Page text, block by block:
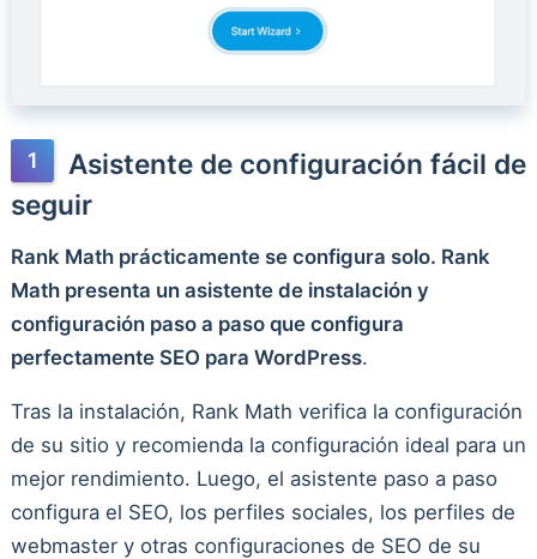
Asistente de configuración fácil de
seguir
Rank Math prácticamente se configura solo. Rank
Math presenta un asistente de instalación y
configuración paso a paso que configura
perfectamente SEO para WordPress.
Tras la instalación, Rank Math verifica la configuración
de su sitio y recomienda la configuración ideal para un
mejor rendimiento. Luego, el asistente paso a paso
configura el SEO, los perfiles sociales, los perfiles de
webmaster y otras configuraciones de SEO de su